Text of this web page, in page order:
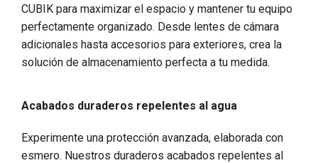
CUBIK para maximizar el espacio y mantener tu equipo
perfectamente organizado. Desde lentes de cámara
adicionales hasta accesorios para exteriores, crea la
solución de almacenamiento perfecta a tu medida.
Acabados duraderos repelentes al agua
Experimente una protección avanzada, elaborada con
esmero. Nuestros duraderos acabados repelentes al